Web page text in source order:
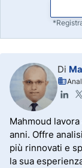
Di
Mahmoud
anni. Offre
più rinnovati e
la sua